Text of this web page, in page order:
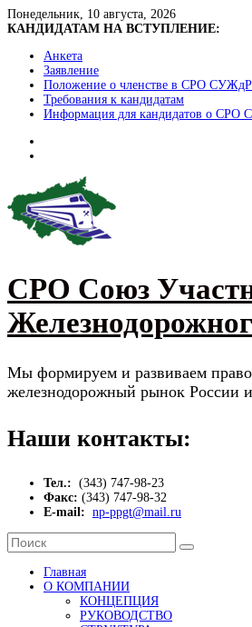
Skip
to
Понедельник, 10 августа, 2026
КАНДИДАТАМ НА ВСТУПЛЕНИЕ:
Анкета
Заявление
Положение о членстве в СРО СУЖдР
Требования к кандидатам
Информация для кандидатов о СРО
СРО Союз
Мы формируем и развиваем
железнодорожный рынок России
Наши контакты:
Тел.: (343) 747-98-23
Факс: (343) 747-98-32
E-mail: np-ppgt@mail.ru
Главная
О КОМПАНИИ
КОНЦЕПЦИЯ
РУКОВОДСТВО